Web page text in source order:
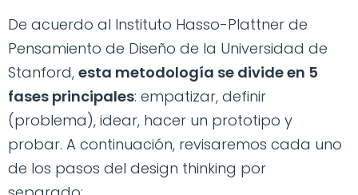
De acuerdo al Instituto Hasso-Plattner de
Pensamiento de Diseño de la Universidad de
Stanford, esta metodología se divide en 5
fases principales: empatizar, definir
(problema), idear, hacer un prototipo y
probar. A continuación, revisaremos cada uno
de los pasos del design thinking por